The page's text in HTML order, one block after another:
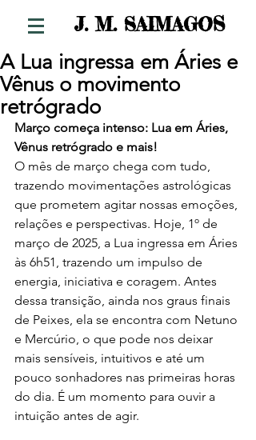
J. M. SAIMAGOS
A Lua ingressa em Áries e
Vênus o movimento
retrógrado
Março começa intenso: Lua em Áries,
Vênus retrógrado e mais!
O mês de março chega com tudo,
trazendo movimentações astrológicas
que prometem agitar nossas emoções,
relações e perspectivas. Hoje, 1º de
março de 2025, a Lua ingressa em Áries
às 6h51, trazendo um impulso de
energia, iniciativa e coragem. Antes
dessa transição, ainda nos graus finais
de Peixes, ela se encontra com Netuno
e Mercúrio, o que pode nos deixar
mais sensíveis, intuitivos e até um
pouco sonhadores nas primeiras horas
do dia. É um momento para ouvir a
intuição antes de agir.